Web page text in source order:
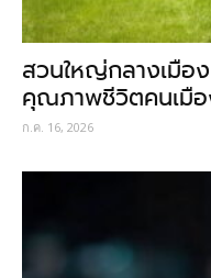
สวนใหญ่กลางเมือ
คุณภาพชีวิตคนเมื
ก.ค. 16, 2026